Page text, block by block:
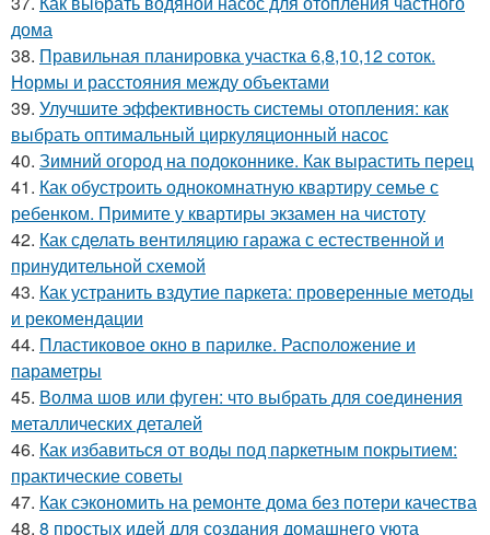
дома
38. Правильная планировка участка 6,8,10,12 соток.
Нормы и расстояния между объектами
39. Улучшите эффективность системы отопления: как
выбрать оптимальный циркуляционный насос
40. Зимний огород на подоконнике. Как вырастить перец
41. Как обустроить однокомнатную квартиру семье с
ребенком. Примите у квартиры экзамен на чистоту
42. Как сделать вентиляцию гаража с естественной и
принудительной схемой
43. Как устранить вздутие паркета: проверенные методы
и рекомендации
44. Пластиковое окно в парилке. Расположение и
параметры
45. Волма шов или фуген: что выбрать для соединения
металлических деталей
46. Как избавиться от воды под паркетным покрытием:
практические советы
47. Как сэкономить на ремонте дома без потери качества
48. 8 простых идей для создания домашнего уюта